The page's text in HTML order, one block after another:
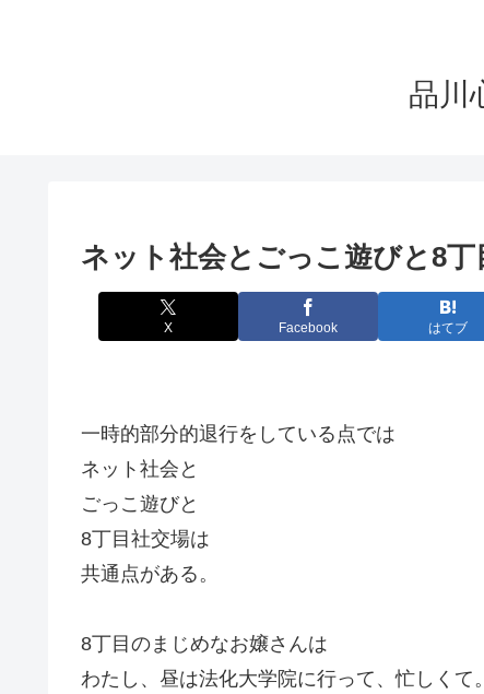
品川
ネット社会とごっこ遊びと8
X Facebook はてブ
一時的部分的退行をしている点では
ネット社会と
ごっこ遊びと
8丁目社交場は
共通点がある。
8丁目のまじめなお嬢さんは
わたし、昼は法化大学院に行って、忙しくて